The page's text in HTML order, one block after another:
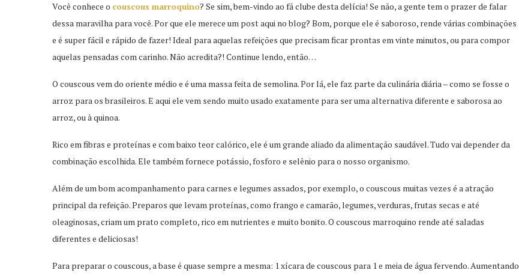
Você conhece o couscous marroquino? Se sim, bem-vindo ao fã clube desta delícia! Se não, a gente tem o prazer de falar
dessa maravilha para você. Por que ele merece um post aqui no blog? Bom, porque ele é saboroso, rende várias combinações
e é super fácil e rápido de fazer! Ideal para aquelas refeições que precisam ficar prontas em vinte minutos, ou para compor
aquelas pensadas com carinho. Não acredita?! Continue lendo, então…
O couscous vem do oriente médio e é uma massa feita de semolina. Por lá, ele faz parte da culinária diária – como se fosse o
arroz para os brasileiros. E aqui ele vem sendo muito usado exatamente para ser uma alternativa diferente e saborosa ao
arroz, ou à quinoa.
Rico em fibras e proteínas e com baixo teor calórico, ele é um grande aliado da alimentação saudável. Tudo vai depender da
combinação escolhida. Ele também fornece potássio, fosforo e selênio para o nosso organismo.
Além de um bom acompanhamento para carnes e legumes assados, por exemplo, o couscous muitas vezes é a atração
principal da refeição. Preparos que levam proteínas, como frango e camarão, legumes, verduras, frutas secas e até
oleaginosas, criam um prato completo, rico em nutrientes e muito bonito. O couscous marroquino rende até saladas
diferentes e deliciosas!
Para preparar o couscous, a base é quase sempre a mesma: 1 xícara de couscous para 1 e meia de água fervendo. Aumentando